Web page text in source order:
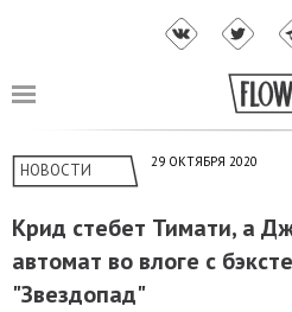
НОВОСТИ 29 ОКТЯБРЯ 2020
Крид стебет Тимати, а
автомат во влоге с
"Звездопад"